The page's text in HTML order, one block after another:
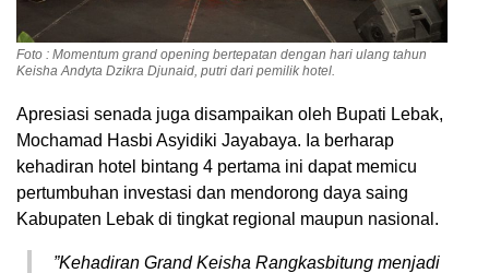
Foto : Momentum grand opening bertepatan dengan hari ulang tahun
Keisha Andyta Dzikra Djunaid, putri dari pemilik hotel.
​Apresiasi senada juga disampaikan oleh Bupati Lebak,
Mochamad Hasbi Asyidiki Jayabaya. Ia berharap
kehadiran hotel bintang 4 pertama ini dapat memicu
pertumbuhan investasi dan mendorong daya saing
Kabupaten Lebak di tingkat regional maupun nasional.
​”Kehadiran Grand Keisha Rangkasbitung menjadi